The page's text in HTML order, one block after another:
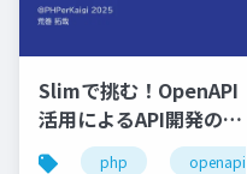
Slimで挑む！OpenAPI
活用によるAPI開発の効
率化と品質向上
php openapi